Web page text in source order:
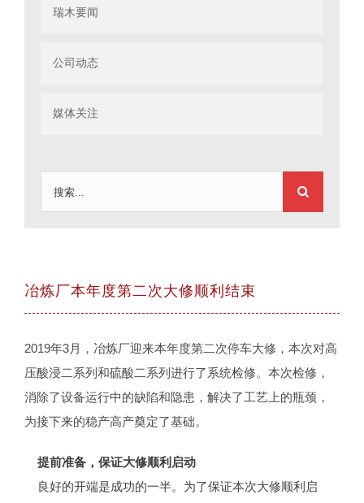
冶炼厂本年度第二次大修顺利结束
2019年3月，冶炼厂迎来本年度第二次停车大修，本次对高
压酸浸二系列和硫酸二系列进行了系统检修。本次检修，
消除了设备运行中的缺陷和隐患，解决了工艺上的瓶颈，
为接下来的稳产高产奠定了基础。
提前准备，保证大修顺利启动
良好的开端是成功的一半。为了保证本次大修顺利启
瑞木要闻
公司动态
媒体关注